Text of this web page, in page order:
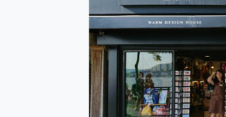
3 個超值 MHN
Locawhere
小體積
97.3% 恢復率，
磁碟系統大風吹
全新 SONY
Xiaomi 14 Ultra
vivo TWS 3e 真
MSI Claw 掌機專